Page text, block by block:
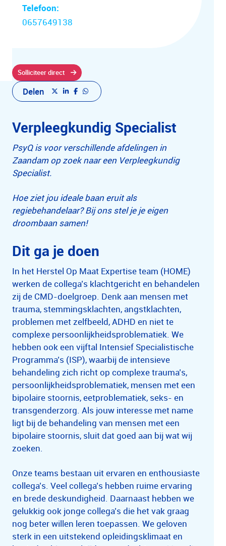
Telefoon:
0657649138
Solliciteer direct
Delen
Verpleegkundig Specialist
PsyQ is voor verschillende afdelingen in
Zaandam op zoek naar een Verpleegkundig
Specialist.
Hoe ziet jou ideale baan eruit als
regiebehandelaar? Bij ons stel je je eigen
droombaan samen!
Dit ga je doen
In het Herstel Op Maat Expertise team (HOME)
werken de collega’s klachtgericht en behandelen
zij de CMD-doelgroep. Denk aan mensen met
trauma, stemmingsklachten, angstklachten,
problemen met zelfbeeld, ADHD en niet te
complexe persoonlijkheidsproblematiek. We
hebben ook een vijftal Intensief Specialistische
Programma’s (ISP), waarbij de intensieve
behandeling zich richt op complexe trauma’s,
persoonlijkheidsproblematiek, mensen met een
bipolaire stoornis, eetproblematiek, seks- en
transgenderzorg. Als jouw interesse met name
ligt bij de behandeling van mensen met een
bipolaire stoornis, sluit dat goed aan bij wat wij
zoeken.
Onze teams bestaan uit ervaren en enthousiaste
collega’s. Veel collega’s hebben ruime ervaring
en brede deskundigheid. Daarnaast hebben we
gelukkig ook jonge collega’s die het vak graag
nog beter willen leren toepassen. We geloven
sterk in een uitstekend opleidingsklimaat en